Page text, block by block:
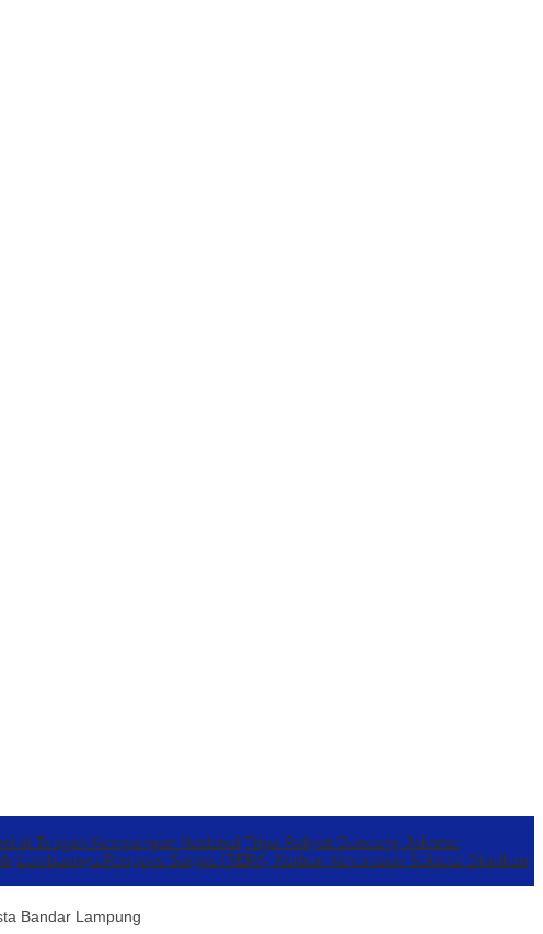
di Tengah Ketegangan Nasional Triga Rakyat Guncang Jakarta:
Lambannya Respons Satgas ITERA, Korban Kekerasan Seksual Dilarikan
Bandar Lampung